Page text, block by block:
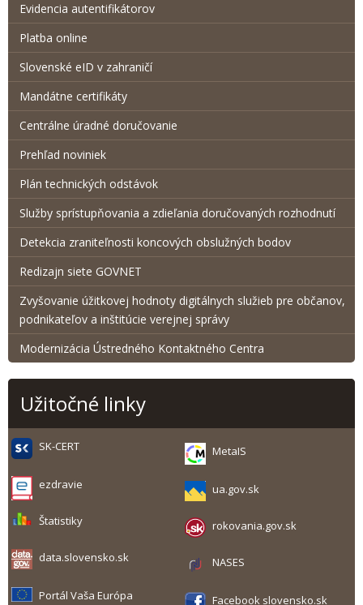
Evidencia autentifikátorov
Platba online
Slovenské eID v zahraničí
Mandátne certifikáty
Centrálne úradné doručovanie
Prehľad noviniek
Plán technických odstávok
Služby sprístupňovania a zdieľania doručovaných rozhodnutí
Detekcia zraniteľnosti koncových obslužných bodov
Redizajn siete GOVNET
Zvyšovanie úžitkovej hodnoty digitálnych služieb pre občanov,
podnikateľov a inštitúcie verejnej správy
Modernizácia Ústredného Kontaktného Centra
Užitočné linky
SK-CERT MetaIS
ezdravie ua.gov.sk
Štatistiky rokovania.gov.sk
data.slovensko.sk NASES
Portál Vaša Európa Facebook slovensko.sk